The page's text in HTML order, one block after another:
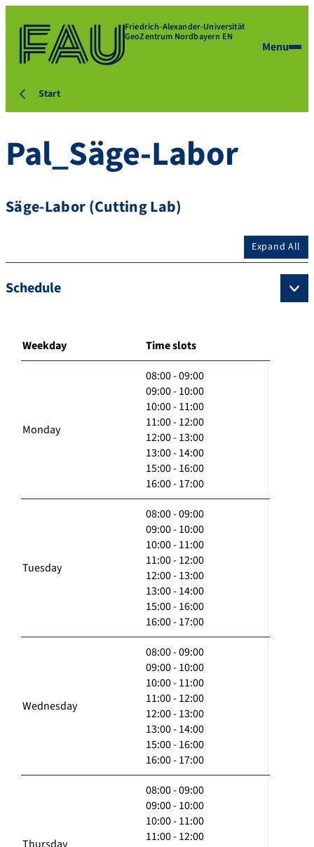
Friedrich-Alexander-Universität
GeoZentrum Nordbayern EN
Menu
Start
Pal_Säge-Labor
Säge-Labor (Cutting Lab)
Expand All
Schedule
Weekday Time slots
Monday
08:00 - 09:00
09:00 - 10:00
10:00 - 11:00
11:00 - 12:00
12:00 - 13:00
13:00 - 14:00
15:00 - 16:00
16:00 - 17:00
Tuesday
08:00 - 09:00
09:00 - 10:00
10:00 - 11:00
11:00 - 12:00
12:00 - 13:00
13:00 - 14:00
15:00 - 16:00
16:00 - 17:00
Wednesday
08:00 - 09:00
09:00 - 10:00
10:00 - 11:00
11:00 - 12:00
12:00 - 13:00
13:00 - 14:00
15:00 - 16:00
16:00 - 17:00
08:00 - 09:00
09:00 - 10:00
10:00 - 11:00
11:00 - 12:00